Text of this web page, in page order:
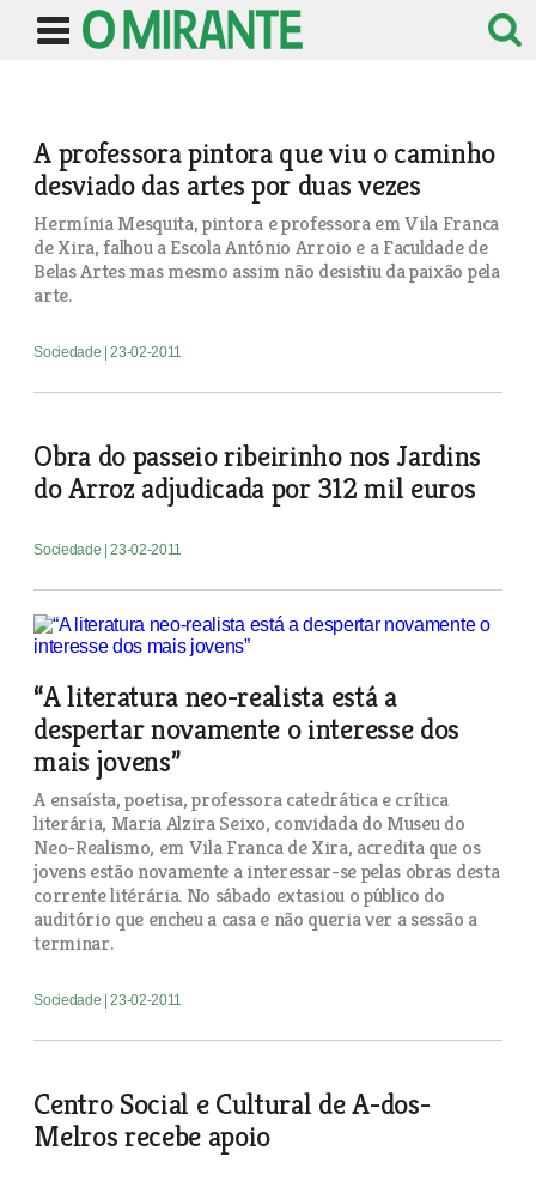
A professora pintora que viu o caminho
desviado das artes por duas vezes
Hermínia Mesquita, pintora e professora em Vila Franca
de Xira, falhou a Escola António Arroio e a Faculdade de
Belas Artes mas mesmo assim não desistiu da paixão pela
arte.
Sociedade | 23-02-2011
Obra do passeio ribeirinho nos Jardins
do Arroz adjudicada por 312 mil euros
Sociedade | 23-02-2011
“A literatura neo-realista está a
despertar novamente o interesse dos
mais jovens”
A ensaísta, poetisa, professora catedrática e crítica
literária, Maria Alzira Seixo, convidada do Museu do
Neo-Realismo, em Vila Franca de Xira, acredita que os
jovens estão novamente a interessar-se pelas obras desta
corrente litérária. No sábado extasiou o público do
auditório que encheu a casa e não queria ver a sessão a
terminar.
Sociedade | 23-02-2011
Centro Social e Cultural de A-dos-
Melros recebe apoio